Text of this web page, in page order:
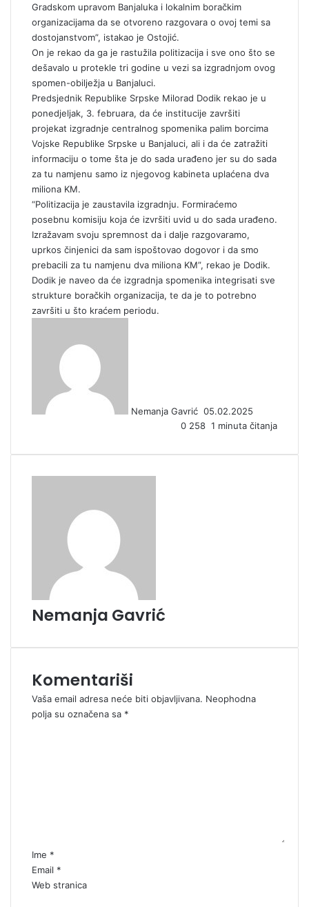
Gradskom upravom Banjaluka i lokalnim boračkim
organizacijama da se otvoreno razgovara o ovoj temi sa
dostojanstvom”, istakao je Ostojić.
On je rekao da ga je rastužila politizacija i sve ono što se
dešavalo u protekle tri godine u vezi sa izgradnjom ovog
spomen-obilježja u Banjaluci.
Predsjednik Republike Srpske Milorad Dodik rekao je u
ponedjeljak, 3. februara, da će institucije završiti
projekat izgradnje centralnog spomenika palim borcima
Vojske Republike Srpske u Banjaluci, ali i da će zatražiti
informaciju o tome šta je do sada urađeno jer su do sada
za tu namjenu samo iz njegovog kabineta uplaćena dva
miliona KM.
“Politizacija je zaustavila izgradnju. Formiraćemo
posebnu komisiju koja će izvršiti uvid u do sada urađeno.
Izražavam svoju spremnost da i dalje razgovaramo,
uprkos činjenici da sam ispoštovao dogovor i da smo
prebacili za tu namjenu dva miliona KM”, rekao je Dodik.
Dodik je naveo da će izgradnja spomenika integrisati sve
strukture boračkih organizacija, te da je to potrebno
završiti u što kraćem periodu.
Nemanja Gavrić e
m
i
05.02.2025
0 258 1 minuta čitanja
Nemanja Gavrić
Komentariši
Vaša email adresa neće biti objavljivana. Neophodna
polja su označena sa *
*Ime *
Email *
Web stranica